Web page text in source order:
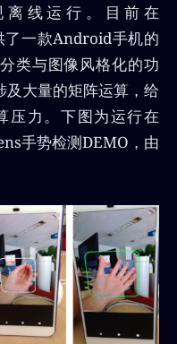
线运行。目前在
一款Android手机的
类与图像风格化的功
大量的矩阵运算，给
压力。下图为运行在
手势检测DEMO，由